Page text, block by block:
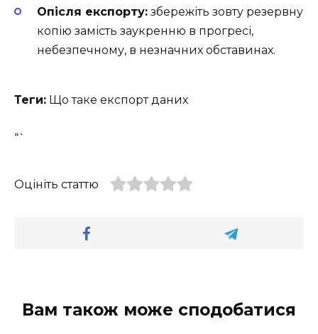
Опісля експорту: збережіть зовту резервну
копію замість заукренню в прогресі,
небезпечному, в незначних обставинах.
Теги: Що таке експорт даних
“`
Оцініть статтю
Вам також може сподобатися